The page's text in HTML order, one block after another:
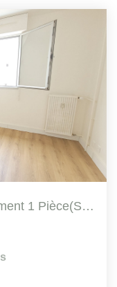
Concarneau - À Louer Appartement 1 Pièce(s) 18.9m2